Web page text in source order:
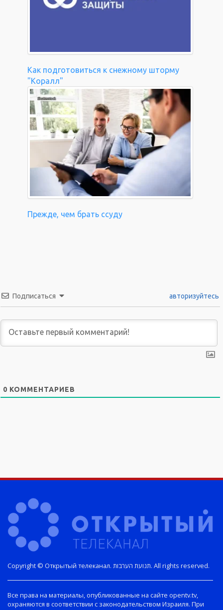
Как подготовиться к снежному шторму
"Коралл"
Прежде, чем брать ссуду
Подписаться авторизуйтесь
0 КОММЕНТАРИЕВ
Copyright © Открытый телеканал. תנועת הערבות. All rights reserved.
Все права на материалы, опубликованные на сайте opentv.tv,
охраняются в соответствии с законодательством Израиля. При